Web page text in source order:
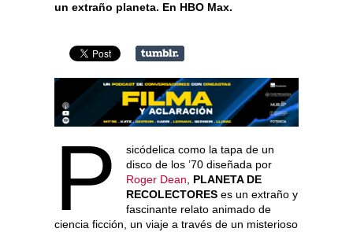
un extraño planeta. En HBO Max.
P
sicódelica como la tapa de un
disco de los ’70 diseñada por
Roger Dean, PLANETA DE
RECOLECTORESes un extraño y
fascinante relato animado de
ciencia ficción, un viaje a través de un misterioso